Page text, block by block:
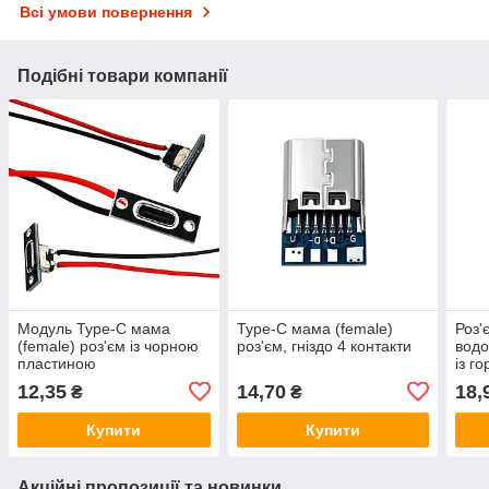
Всі умови повернення
Подібні товари компанії
Модуль Type-C мама
(female) роз'єм із чорною
пластиною
12,35 ₴
Купити
Type-C мама (female)
роз'єм, гніздо 4 контакти
14,70₴
Купити
із
мм